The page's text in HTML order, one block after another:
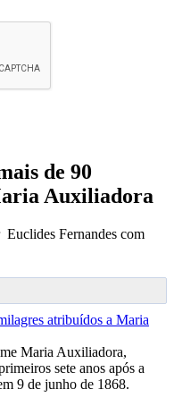
de 90
Auxiliadora
Fernandes com
Maria Auxiliadora,
sete anos após a
9 de junho de 1868.